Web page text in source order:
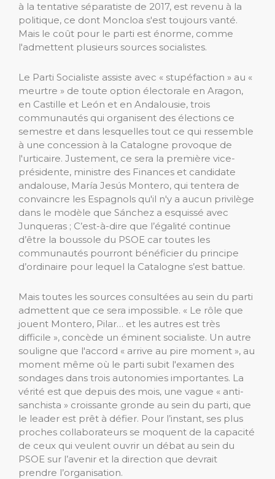
à la tentative séparatiste de 2017, est revenu à la
politique, ce dont Moncloa s'est toujours vanté.
Mais le coût pour le parti est énorme, comme
l'admettent plusieurs sources socialistes.
Le Parti Socialiste assiste avec « stupéfaction » au «
meurtre » de toute option électorale en Aragon,
en Castille et León et en Andalousie, trois
communautés qui organisent des élections ce
semestre et dans lesquelles tout ce qui ressemble
à une concession à la Catalogne provoque de
l'urticaire. Justement, ce sera la première vice-
présidente, ministre des Finances et candidate
andalouse, María Jesús Montero, qui tentera de
convaincre les Espagnols qu'il n'y a aucun privilège
dans le modèle que Sánchez a esquissé avec
Junqueras ; C’est-à-dire que l’égalité continue
d’être la boussole du PSOE car toutes les
communautés pourront bénéficier du principe
d’ordinaire pour lequel la Catalogne s’est battue.
Mais toutes les sources consultées au sein du parti
admettent que ce sera impossible. « Le rôle que
jouent Montero, Pilar… et les autres est très
difficile », concède un éminent socialiste. Un autre
souligne que l'accord « arrive au pire moment », au
moment même où le parti subit l'examen des
sondages dans trois autonomies importantes. La
vérité est que depuis des mois, une vague « anti-
sanchista » croissante gronde au sein du parti, que
le leader est prêt à défier. Pour l’instant, ses plus
proches collaborateurs se moquent de la capacité
de ceux qui veulent ouvrir un débat au sein du
PSOE sur l’avenir et la direction que devrait
prendre l’organisation.